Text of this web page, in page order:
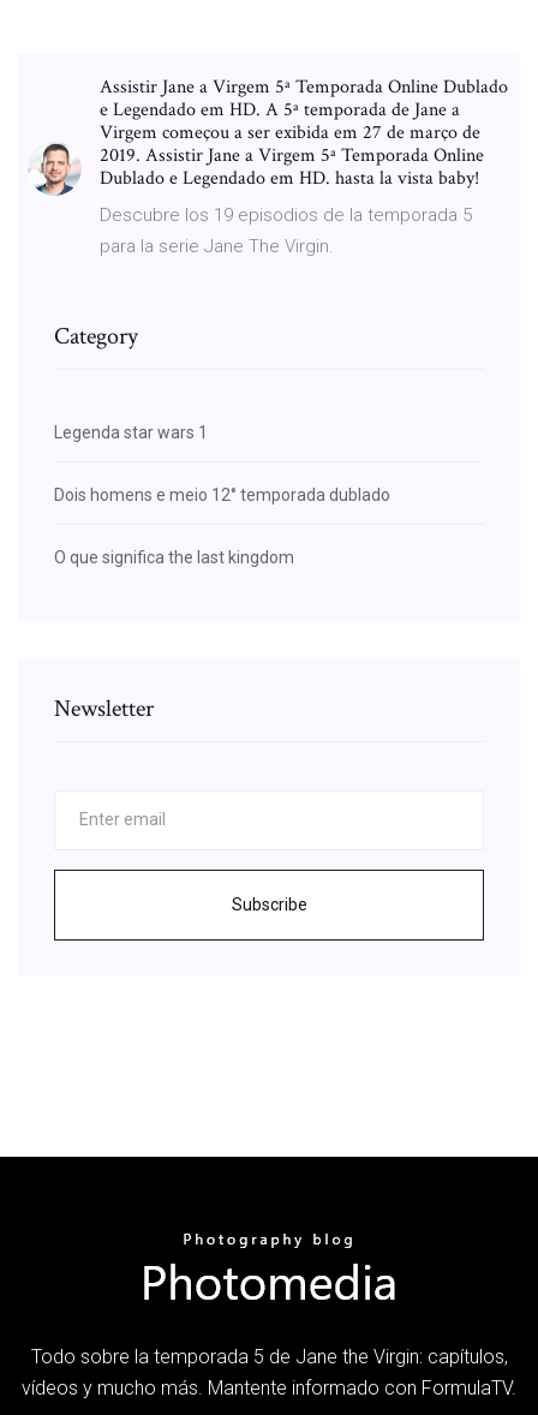
Assistir Jane a Virgem 5ª Temporada Online Dublado
e Legendado em HD. A 5ª temporada de Jane a
Virgem começou a ser exibida em 27 de março de
2019. Assistir Jane a Virgem 5ª Temporada Online
Dublado e Legendado em HD. hasta la vista baby!
Descubre los 19 episodios de la temporada 5
para la serie Jane The Virgin.
Category
Legenda star wars 1
Dois homens e meio 12° temporada dublado
O que significa the last kingdom
Newsletter
Subscribe
Todo sobre la temporada 5 de Jane the Virgin: capítulos,
vídeos y mucho más. Mantente informado con FormulaTV.